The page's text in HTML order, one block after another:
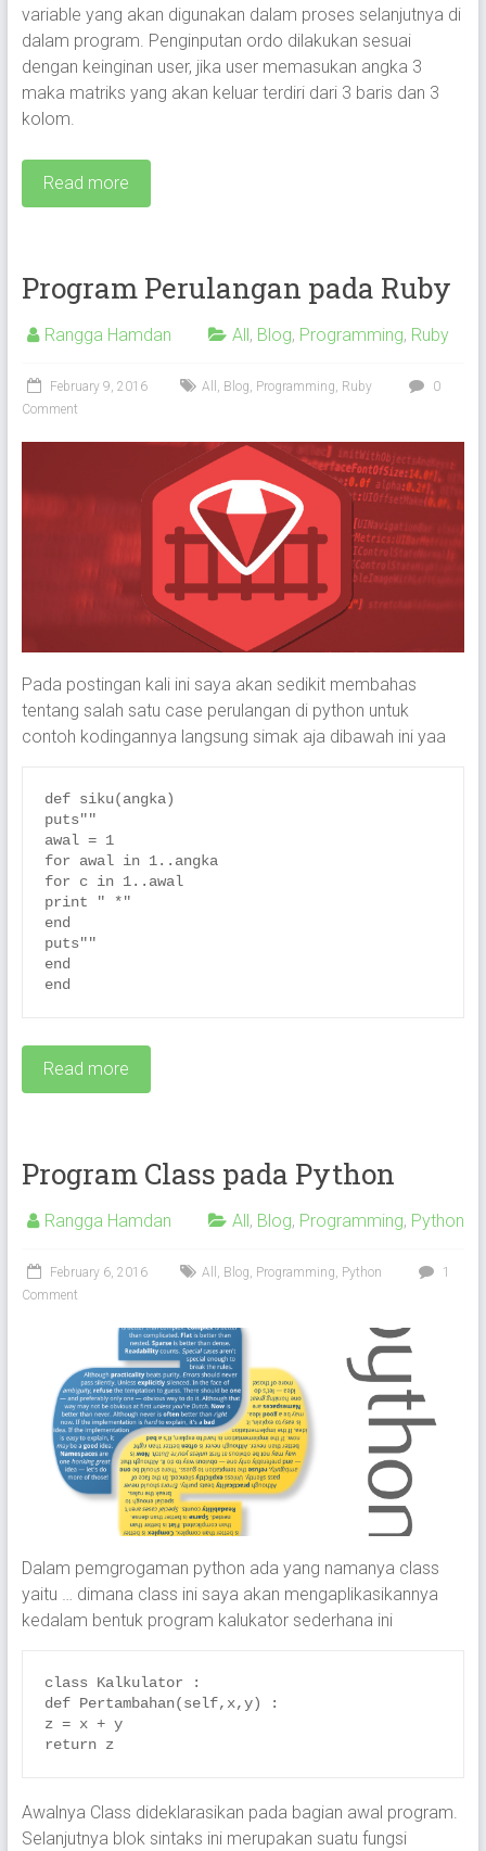
variable yang akan digunakan dalam proses selanjutnya di
dalam program. Penginputan ordo dilakukan sesuai
dengan keinginan user, jika user memasukan angka 3
maka matriks yang akan keluar terdiri dari 3 baris dan 3
kolom.
Read more
Program Perulangan pada Ruby
Rangga Hamdan All, Blog, Programming, Ruby
February 9, 2016 All Blog Programming Ruby
0
Comment
Pada postingan kali ini saya akan sedikit membahas
tentang salah satu case perulangan di python untuk
contoh kodingannya langsung simak aja dibawah ini yaa
def siku(angka)
puts""
awal = 1
for awal in 1..angka
for c in 1..awal
print " *"
end
puts""
end
end
Read more
Program Class pada Python
Rangga Hamdan All, Blog, Programming, Python
February 6, 2016 All , Blog, Programming, Python
1
Comment
Dalam pemgrogaman python ada yang namanya class
yaitu … dimana class ini saya akan mengaplikasikannya
kedalam bentuk program kalukator sederhana ini
class Kalkulator :
def Pertambahan(self,x,y) :
z = x + y
return z
Awalnya Class dideklarasikan pada bagian awal program.
Selanjutnya blok sintaks ini merupakan suatu fungsi